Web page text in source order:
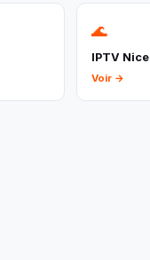
🌊
IPTV Nice
Voir →